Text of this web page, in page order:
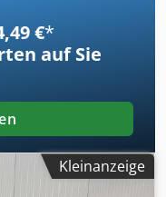
€*
auf Sie
Kleinanzeige